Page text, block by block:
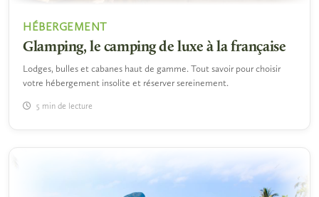
HÉBERGEMENT
Glamping, le camping de luxe à la française
Lodges, bulles et cabanes haut de gamme. Tout savoir pour choisir
votre hébergement insolite et réserver sereinement.
5 min de lecture